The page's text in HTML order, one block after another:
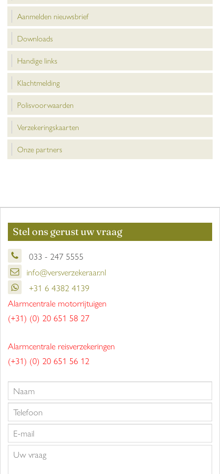
Aanmelden nieuwsbrief
Downloads
Handige links
Klachtmelding
Polisvoorwaarden
Verzekeringskaarten
Onze partners
Stel ons gerust uw vraag
033 - 247 5555
info@versverzekeraar.nl
+31 6 4382 4139
Alarmcentrale motorrijtuigen
(+31) (0) 20 651 58 27
Alarmcentrale reisverzekeringen
(+31) (0) 20 651 56 12